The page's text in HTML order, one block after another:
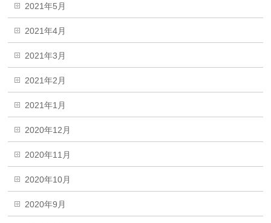
2021年5月
2021年4月
2021年3月
2021年2月
2021年1月
2020年12月
2020年11月
2020年10月
2020年9月